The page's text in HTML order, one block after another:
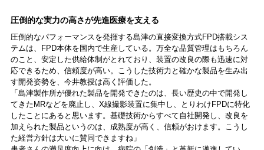
圧倒的な実力の高さが先進医療を支える
圧倒的なパフォーマンスを発揮する島津の直接変換方式FPD搭載シス
テムは、FPD本体を国内で生産している。万全な品質管理はもちろん
のこと、安定した供給体制がとれており、装置の改良の際も迅速に対
応できるため、信頼度が高い。こうした技術力と確かな製品を生み出
す開発姿勢を、今井教授は高く評価した。
「島津製作所が優れた製品を開発できたのは、長い歴史の中で開発し
てきたMRなどを廃止し、X線撮影装置に集中し、とりわけFPDに特化
したことにあると思います。基礎技術からすべて自社開発し、改良を
加えられた製品というのは、成熟度が高く、信頼がおけます。こうし
た経営方針は大いに賛同できますね」